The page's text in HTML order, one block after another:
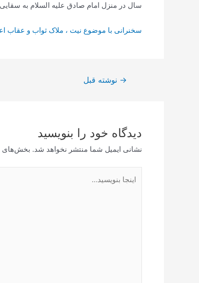
سال در منزل امام صادق علیه السلام به سقایی می پرداخته است. 3 از جمله فقهائی که قطعاً مورد
سخنرانی با موضوع نیت ، ملاک ثواب و عقاب
راهبری
→ نوشته قبل
دیدگاه‌ خود را بنویسید
نشانی ایمیل شما منتشر نخواهد شد. بخش‌های
بنویسید…